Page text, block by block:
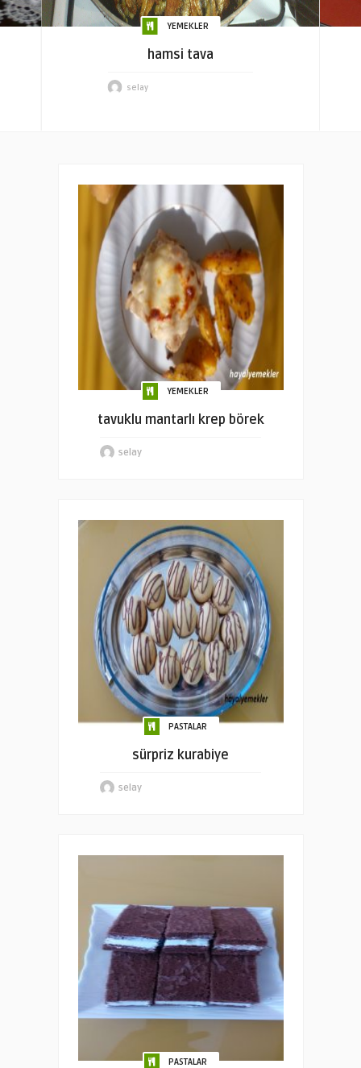
YEMEKLER
hamsi tava
selay
YEMEKLER
tavuklu mantarlı krep börek
selay
PASTALAR
sürpriz kurabiye
selay
PASTALAR